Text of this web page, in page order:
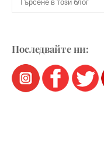
Последвайте ни: